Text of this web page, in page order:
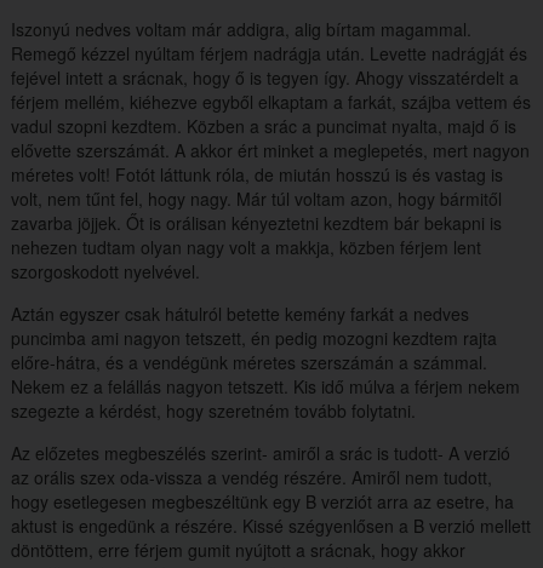
Iszonyú nedves voltam már addigra, alig bírtam magammal.
Remegő kézzel nyúltam férjem nadrágja után. Levette nadrágját és
fejével intett a srácnak, hogy ő is tegyen így. Ahogy visszatérdelt a
férjem mellém, kiéhezve egyből elkaptam a farkát, szájba vettem és
vadul szopni kezdtem. Közben a srác a puncimat nyalta, majd ő is
elővette szerszámát. A akkor ért minket a meglepetés, mert nagyon
méretes volt! Fotót láttunk róla, de miután hosszú is és vastag is
volt, nem tűnt fel, hogy nagy. Már túl voltam azon, hogy bármitől
zavarba jöjjek. Őt is orálisan kényeztetni kezdtem bár bekapni is
nehezen tudtam olyan nagy volt a makkja, közben férjem lent
szorgoskodott nyelvével.
Aztán egyszer csak hátulról betette kemény farkát a nedves
puncimba ami nagyon tetszett, én pedig mozogni kezdtem rajta
előre-hátra, és a vendégünk méretes szerszámán a számmal.
Nekem ez a felállás nagyon tetszett. Kis idő múlva a férjem nekem
szegezte a kérdést, hogy szeretném tovább folytatni.
Az előzetes megbeszélés szerint- amiről a srác is tudott- A verzió
az orális szex oda-vissza a vendég részére. Amiről nem tudott,
hogy esetlegesen megbeszéltünk egy B verziót arra az esetre, ha
aktust is engedünk a részére. Kissé szégyenlősen a B verzió mellett
döntöttem, erre férjem gumit nyújtott a srácnak, hogy akkor